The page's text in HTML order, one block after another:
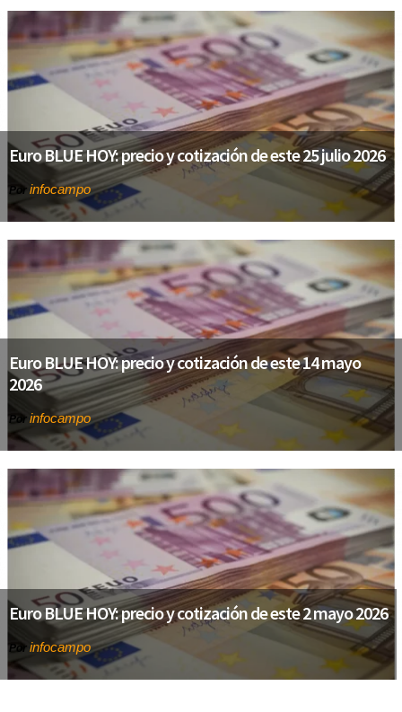
Euro BLUE HOY: precio y cotización de este 25 julio 2026
Por infocampo
Euro BLUE HOY: precio y cotización de este 14 mayo
2026
Por infocampo
Euro BLUE HOY: precio y cotización de este 2 mayo 2026
Por infocampo